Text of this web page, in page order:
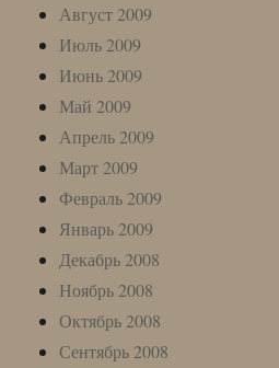
Август 2009
Июль 2009
Июнь 2009
Май 2009
Апрель 2009
Март 2009
Февраль 2009
Январь 2009
Декабрь 2008
Ноябрь 2008
Октябрь 2008
Сентябрь 2008